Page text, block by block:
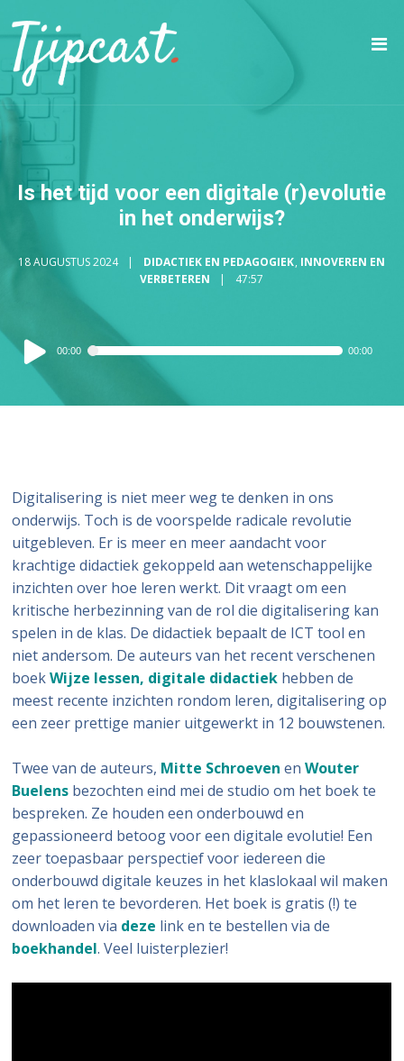
Is het tijd voor een digitale (r)evolutie
in het onderwijs?
18 AUGUSTUS 2024 DIDACTIEK EN PEDAGOGIEK, INNOVEREN EN
VERBETEREN
47:57
Audiospeler
00:00 00:00
Digitalisering is niet meer weg te denken in ons
onderwijs. Toch is de voorspelde radicale revolutie
uitgebleven. Er is meer en meer aandacht voor
krachtige didactiek gekoppeld aan wetenschappelijke
inzichten over hoe leren werkt. Dit vraagt om een
kritische herbezinning van de rol die digitalisering kan
spelen in de klas. De didactiek bepaalt de ICT tool en
niet andersom. De auteurs van het recent verschenen
boekWijze lessen, digitale didactiek hebben de
meest recente inzichten rondom leren, digitalisering op
een zeer prettige manier uitgewerkt in 12 bouwstenen.
Twee van de auteurs, Mitte Schroeven enWouter
Buelens bezochten eind mei de studio om het boek te
bespreken. Ze houden een onderbouwd en
gepassioneerd betoog voor een digitale evolutie! Een
zeer toepasbaar perspectief voor iedereen die
onderbouwd digitale keuzes in het klaslokaal wil maken
om het leren te bevorderen. Het boek is gratis (!) te
downloaden via deze link en te bestellen via de
boekhandel. Veel luisterplezier!